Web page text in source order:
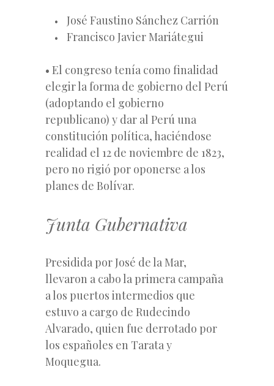
José Faustino Sánchez Carrión
Francisco Javier Mariátegui
• El congreso tenía como finalidad
elegir la forma de gobierno del Perú
(adoptando el gobierno
republicano) y dar al Perú una
constitución política, haciéndose
realidad el 12 de noviembre de 1823,
pero no rigió por oponerse a los
planes de Bolívar.
Junta Gubernativa
Presidida por José de la Mar,
llevaron a cabo la primera campaña
a los puertos intermedios que
estuvo a cargo de Rudecindo
Alvarado, quien fue derrotado por
los españoles en Tarata y
Moquegua.